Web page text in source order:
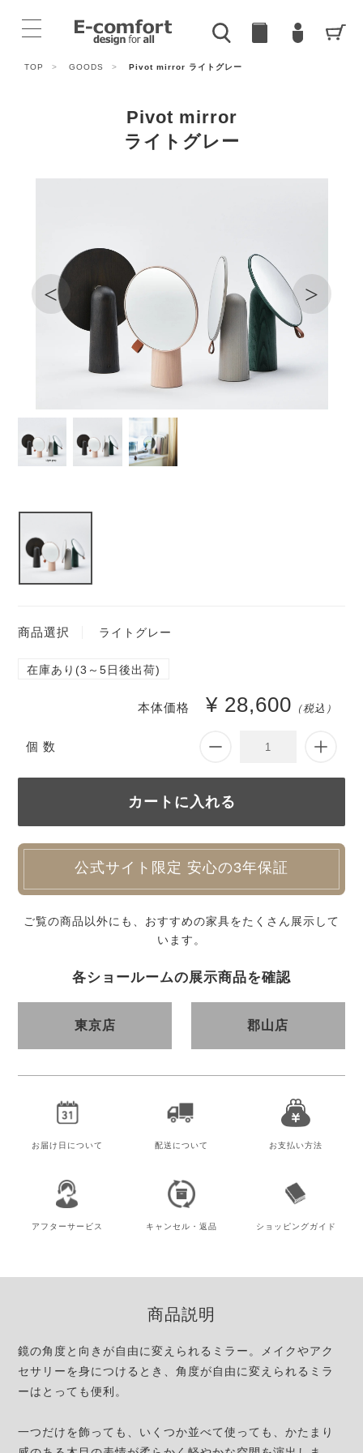
TOP > GOODS > Pivot mirror ライトグレー
Pivot mirror
ライトグレー
< >
商品選択 ライトグレー
在庫あり(3～5日後出荷)
個 数
本体価格 ¥ 28,600 （税込）
公式サイト限定 安心の3年保証
ご覧の商品以外にも、おすすめの家具をたくさん展示して
います。
各ショールームの展示商品を確認
東京店 郡山店
お届け日 について 配送について お支払い方法
アフターサービス キャンセル・ 返品 ショッピングガイド
商品説明
鏡の角度と向きが自由に変えられるミラー。メイクやアク
セサリーを身につけるとき、角度が自由に変えられるミラ
ーはとっても便利。
一つだけを飾っても、いくつか並べて使っても、かたまり